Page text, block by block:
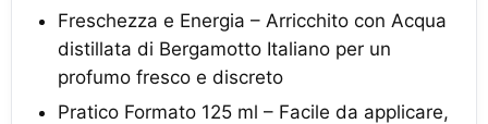
Freschezza e Energia – Arricchito con Acqua
distillata di Bergamotto Italiano per un
profumo fresco e discreto
Pratico Formato 125 ml – Facile da applicare,